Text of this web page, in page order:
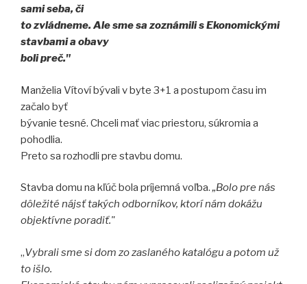
sami seba, či
to zvládneme. Ale sme sa zoznámili s Ekonomickými
stavbami a obavy
boli preč."
Manželia Vítoví bývali v byte 3+1 a postupom času im
začalo byť
bývanie tesné. Chceli mať viac priestoru, súkromia a
pohodlia.
Preto sa rozhodli pre stavbu domu.
Stavba domu na kľúč bola príjemná voľba.„Bolo pre nás
dôležité nájsť takých odborníkov, ktorí nám dokážu
objektívne poradiť."
„Vybrali sme si dom zo zaslaného katalógu a potom už
to išlo.